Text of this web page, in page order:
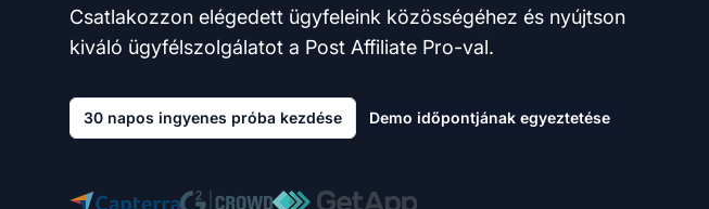
Csatlakozzon elégedett ügyfeleink közösségéhez és nyújtson
kiváló ügyfélszolgálatot a Post Affiliate Pro-val.
30 napos ingyenes próba kezdése Demo időpontjának egyeztetése